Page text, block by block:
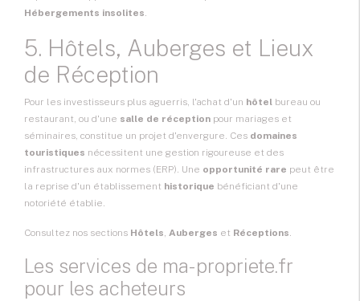
Hébergements insolites.
5. Hôtels, Auberges et Lieux
de Réception
Pour les investisseurs plus aguerris, l'achat d'un hôtel bureau ou
restaurant, ou d'une salle de réception pour mariages et
séminaires, constitue un projet d'envergure. Ces domaines
touristiques nécessitent une gestion rigoureuse et des
infrastructures aux normes (ERP). Une opportunité rare peut être
la reprise d'un établissement historique bénéficiant d'une
notoriété établie.
Consultez nos sections Hôtels, Auberges et Réceptions.
Les services de ma-propriete.fr
pour les acheteurs